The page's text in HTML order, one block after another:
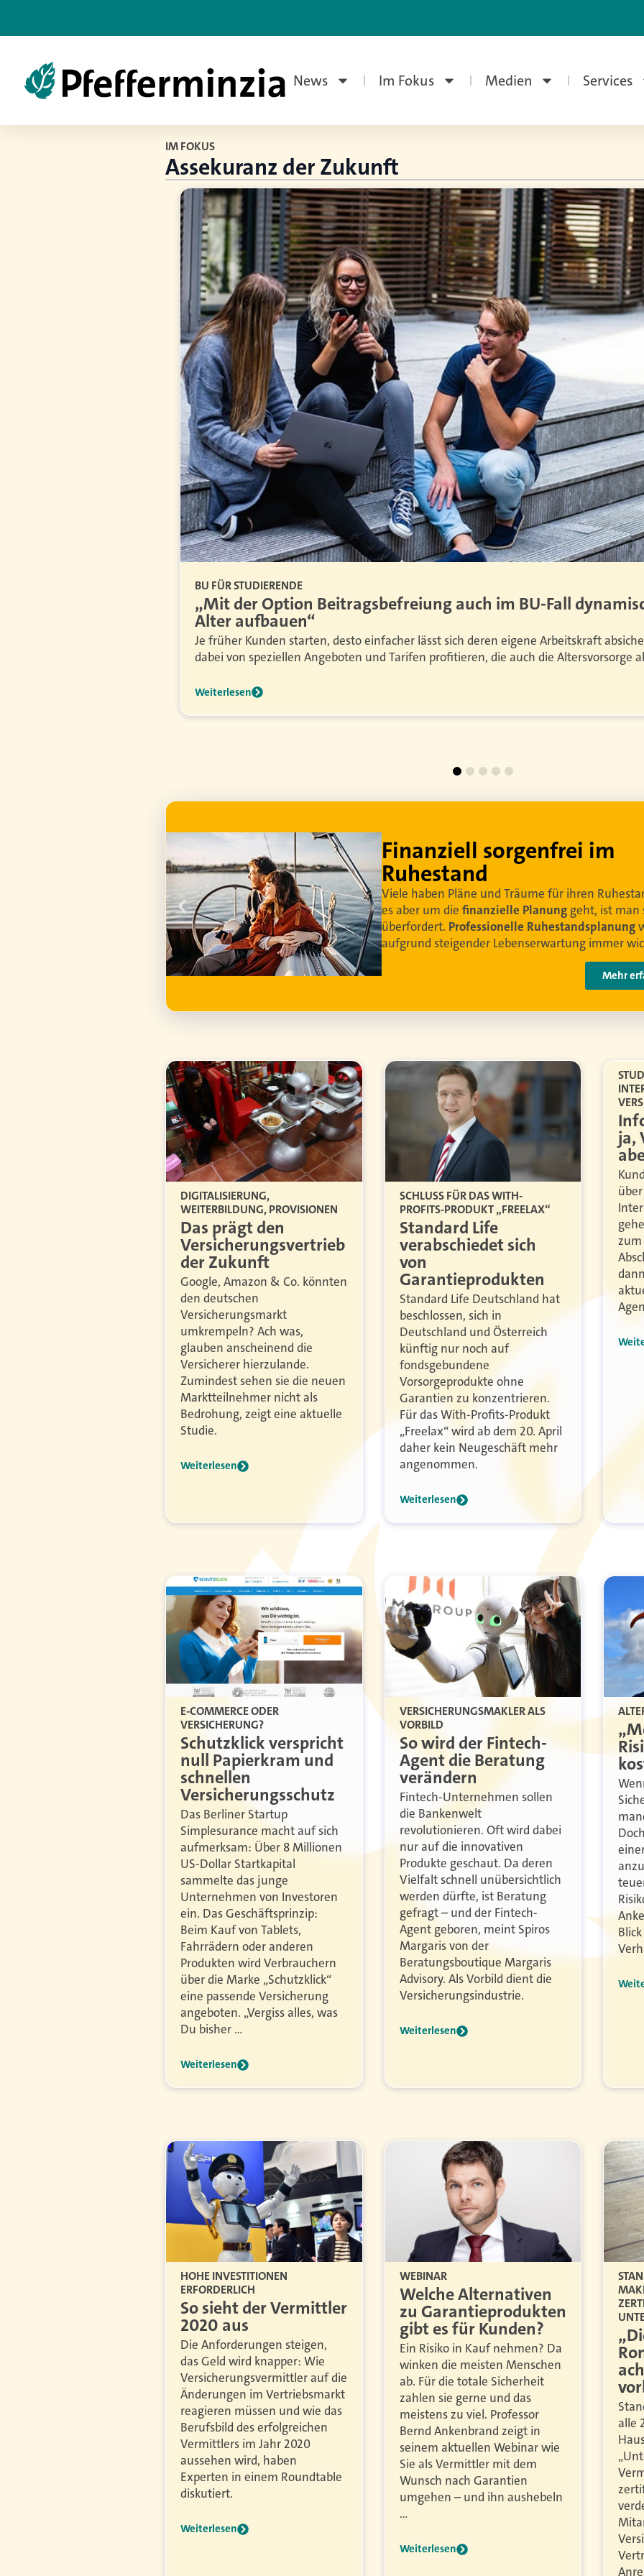
News Im Fokus Medien Services
IM FOKUS
Assekuranz der Zukunft
BU FÜR STUDIERENDE
„Mit der Option Beitragsbefreiung auch im BU-Fall
Alter aufbauen“
Je früher Kunden starten, desto einfacher lässt sich deren eigene Arbeitskraft
dabei von speziellen Angeboten und Tarifen profitieren, die auch die Altersvorsorge
Weiterlesen
Lebe dein bestes Leben
Um sorgenfrei in den Ruhestand zu blicken, braucht
esprofessionelle Ruhestandsplanung . Damit Ihre
Kundinnen und Kundenihr bestes Leben leben
Video
DIGITALISIERUNG,
WEITERBILDUNG, PROVISIONEN
Das prägt den
Versicherungsvertrieb
der Zukunft
Google, Amazon & Co. könnten
den deutschen
Versicherungsmarkt
umkrempeln? Ach was,
glauben anscheinend die
Versicherer hierzulande.
Zumindest sehen sie die neuen
Marktteilnehmer nicht als
Bedrohung, zeigt eine aktuelle
Studie.
Weiterlesen
SCHLUSS FÜR DAS WITH-
PROFITS-PRODUKT „FREELAX“
Standard Life
verabschiedet sich
von
Garantieprodukten
Standard Life Deutschland hat
beschlossen, sich in
Deutschland und Österreich
künftig nur noch auf
fondsgebundene
Vorsorgeprodukte ohne
Garantien zu konzentrieren.
Für das With-Profits-Produkt
„Freelax“ wird ab dem 20. April
daher kein Neugeschäft mehr
angenommen.
Weiterlesen
ja,
zum
E-COMMERCE ODER
VERSICHERUNG?
Schutzklick verspricht
null Papierkram und
schnellen
Versicherungsschutz
Das Berliner Startup
Simplesurance macht auf sich
aufmerksam: Über 8 Millionen
US-Dollar Startkapital
sammelte das junge
Unternehmen von Investoren
ein. Das Geschäftsprinzip:
Beim Kauf von Tablets,
Fahrrädern oder anderen
Produkten wird Verbrauchern
über die Marke „Schutzklick“
eine passende Versicherung
angeboten. „Vergiss alles, was
Du bisher …
Weiterlesen
VERSICHERUNGSMAKLER ALS
VORBILD
So wird der Fintech-
Agent die Beratung
verändern
Fintech-Unternehmen sollen
die Bankenwelt
revolutionieren. Oft wird dabei
nur auf die innovativen
Produkte geschaut. Da deren
Vielfalt schnell unübersichtlich
werden dürfte, ist Beratung
gefragt – und der Fintech-
Agent geboren, meint Spiros
Margaris von der
Beratungsboutique Margaris
Advisory. Als Vorbild dient die
Versicherungsindustrie.
Weiterlesen
HOHE INVESTITIONEN
ERFORDERLICH
So sieht der Vermittler
2020 aus
Die Anforderungen steigen,
das Geld wird knapper: Wie
Versicherungsvermittler auf die
Änderungen im Vertriebsmarkt
reagieren müssen und wie das
Berufsbild des erfolgreichen
Vermittlers im Jahr 2020
aussehen wird, haben
Experten in einem Roundtable
diskutiert.
Weiterlesen
WEBINAR
Welche Alternativen
zu Garantieprodukten
gibt es für Kunden?
Ein Risiko in Kauf nehmen? Da
winken die meisten Menschen
ab. Für die totale Sicherheit
zahlen sie gerne und das
meistens zu viel. Professor
Bernd Ankenbrand zeigt in
seinem aktuellen Webinar wie
Sie als Vermittler mit dem
Wunsch nach Garantien
umgehen – und ihn aushebeln
…
Weiterlesen
alle